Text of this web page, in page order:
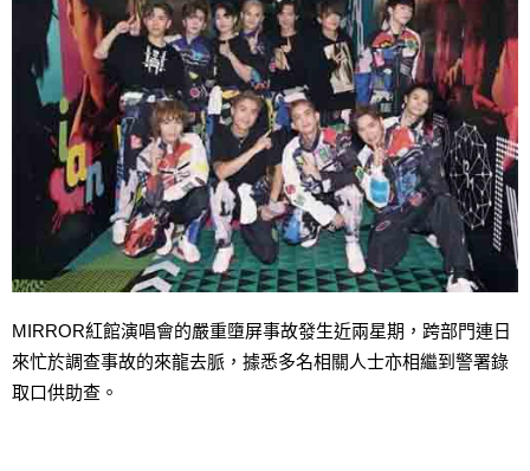
MIRROR紅館演唱會的嚴重墮屏事故發生近兩星期，跨部門連日
來忙於調查事故的來龍去脈，據悉多名相關人士亦相繼到警署錄
取口供助查。